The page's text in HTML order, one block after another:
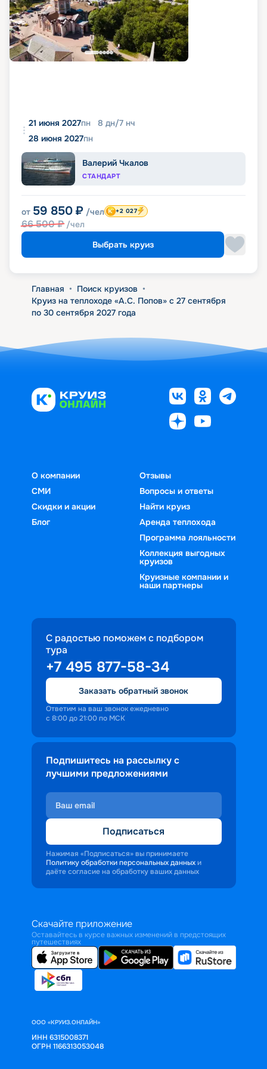
21 июня 2027пн 8 дн/7 нч
28 июня 2027пн
Валерий Чкалов
СТАНДАРТ
от 59 850 ₽ /чел
66 500₽ /чел
+2 027
Выбрать круиз
Главная • Поиск круизов •
Круиз на теплоходе «А.С. Попов» с 27 сентября
по 30 сентября 2027 года
О компании
СМИ
Скидки и акции
Блог
Отзывы
Вопросы и ответы
Найти круиз
Аренда теплохода
Программа лояльности
Коллекция выгодных
круизов
Круизные компании и
наши партнеры
С радостью поможем с подбором
тура
+7 495 877-58-34
Заказать обратный звонок
Ответим на ваш звонок ежедневно
с 8:00 до 21:00 по МСК
Подпишитесь на рассылку с
лучшими предложениями
Подписаться
Нажимая «Подписаться» вы принимаете
Политику обработки персональных данных и
даёте согласие на обработку ваших данных
Скачайте приложение
Оставайтесь в курсе важных изменений в предстоящих
путешествиях
ООО «КРУИЗ.ОНЛАЙН»
ИНН 6315008371
ОГРН 1166313053048